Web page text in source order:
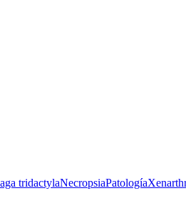
tridactylaNecropsiaPatología